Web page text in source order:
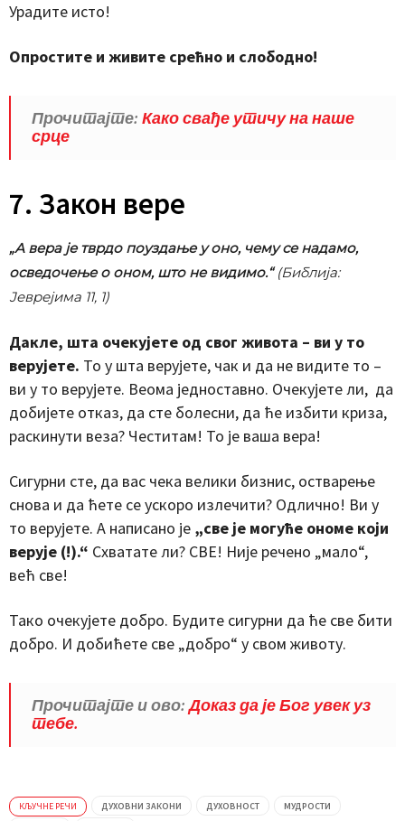
Урадите исто!
Опростите и живите срећно и слободно!
Прочитајте: Како свађе утичу на наше
срце
7. Закон вере
„А вера је тврдо поуздање у оно, чему се надамо,
осведочење о оном, што не видимо.“(Библија:
Јеврејима 11, 1)
Дакле, шта очекујете од свог живота – ви у то
верујете. То у шта верујете, чак и да не видите то –
ви у то верујете. Веома једноставно. Очекујете ли, да
добијете отказ, да сте болесни, да ће избити криза,
раскинути веза? Честитам! То је ваша вера!
Сигурни сте, да вас чека велики бизнис, остварење
снова и да ћете се ускоро излечити? Одлично! Ви у
то верујете. А написано је „све је могуће ономе који
верује (!).“ Схватате ли? СВЕ! Није речено „мало“,
већ све!
Тако очекујете добро. Будите сигурни да ће све бити
добро. И добићете све „добро“ у свом животу.
Прочитајте и ово:Доказ да је Бог увек уз
тебе.
КЉУЧНЕ РЕЧИ ДУХОВНИ ЗАКОНИ ДУХОВНОСТ
МУДРОСТИ